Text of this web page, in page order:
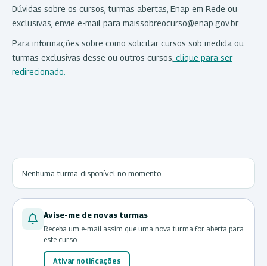
Dúvidas sobre os cursos, turmas abertas, Enap em Rede ou
exclusivas, envie e-mail para maissobreocurso@enap.gov.br
Para informações sobre como solicitar cursos sob medida ou
turmas exclusivas desse ou outros cursos, clique para ser
redirecionado.
Nenhuma turma disponível no momento.
Avise-me de novas turmas
Receba um e-mail assim que uma nova turma for aberta para
este curso.
Ativar notificações